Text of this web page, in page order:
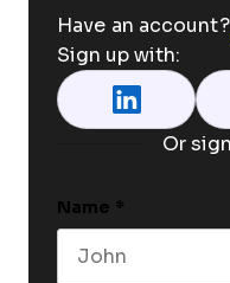
Have an account?
Sign up with:
Or
Name *